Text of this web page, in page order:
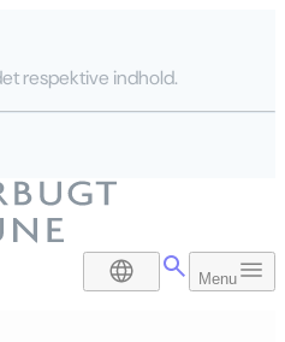
respektive indhold.
DA Menu